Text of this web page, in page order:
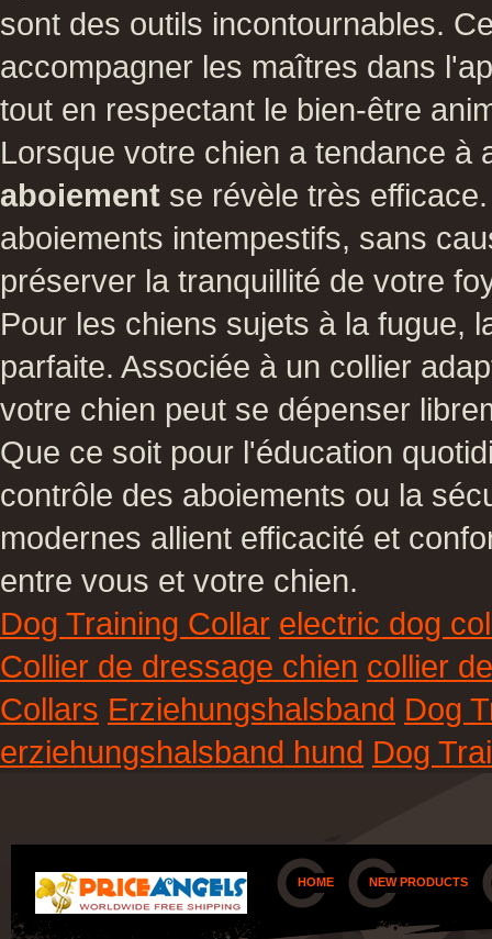
sont des outils incontournables.
accompagner les maîtres dans
tout en respectant le bien-être
Lorsque votre chien a tendance
aboiement se révèle très
aboiements intempestifs, sans
préserver la tranquillité de votre
Pour les chiens sujets à la fugue,
parfaite. Associée à un collier
votre chien peut se dépenser
Que ce soit pour l'éducation
contrôle des aboiements ou la
modernes allient efficacité et
entre vous et votre chien.
Dog Training Collar electric dog
Collier de dressage chien collier
Collars Erziehungshalsband Dog
erziehungshalsband hund Dog
HOME NEW PRODUCTS